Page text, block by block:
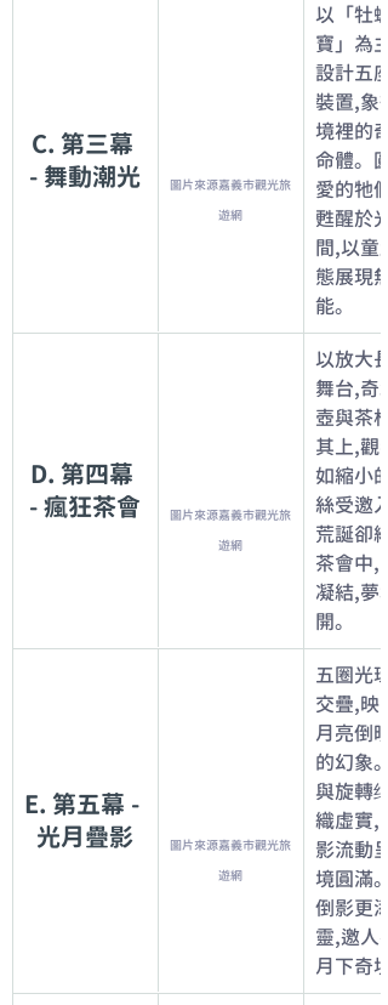
C. 第三幕
- 舞動潮光
圖片來源嘉義市觀光旅
遊網
以「牡蠣
寶」為
設計五
裝置,象
境裡的
命體。
愛的牠
甦醒於光
間,以童
態展現
能。
D. 第四幕
- 瘋狂茶會
圖片來源嘉義市觀光旅
遊網
以放大
舞台,奇
壺與茶
其上,觀
如縮小
絲受邀
荒誕卻
茶會中,
凝結,夢
開。
E. 第五幕 -
光月疊影
圖片來源嘉義市觀光旅
遊網
五圈光
交疊,映
月亮倒
的幻象
與旋轉
織虛實,
影流動
境圓滿
倒影更添
靈,邀人
月下奇境